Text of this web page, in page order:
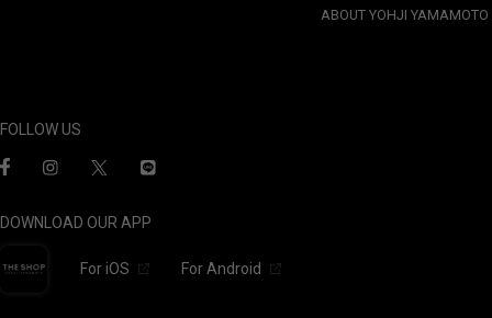
ABOUT YOHJI YAMAMOTO
FOLLOW US
DOWNLOAD OUR APP
For iOS For Android